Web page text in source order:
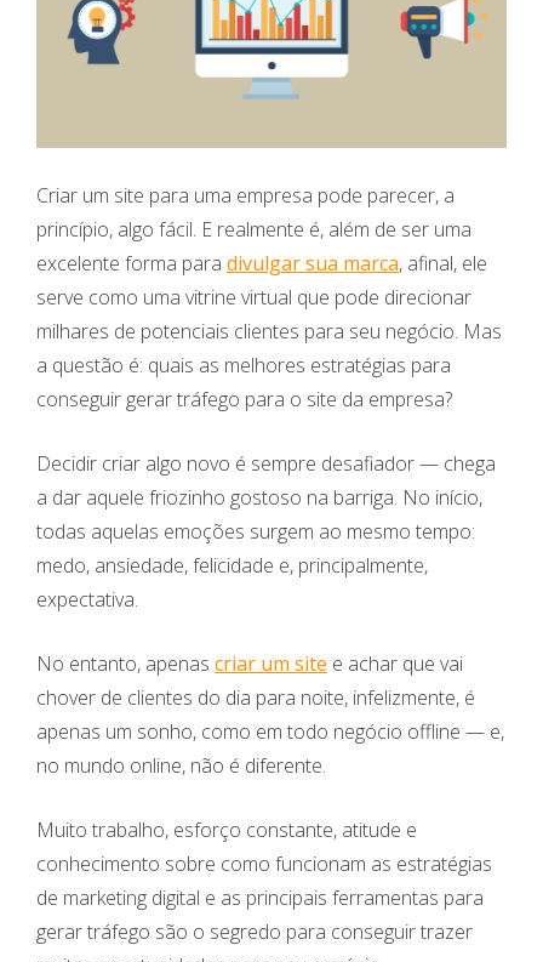
Criar um site para uma empresa pode parecer, a
princípio, algo fácil. E realmente é, além de ser uma
excelente forma para divulgar sua marca, afinal, ele
serve como uma vitrine virtual que pode direcionar
milhares de potenciais clientes para seu negócio. Mas
a questão é: quais as melhores estratégias para
conseguir gerar tráfego para o site da empresa?
Decidir criar algo novo é sempre desafiador — chega
a dar aquele friozinho gostoso na barriga. No início,
todas aquelas emoções surgem ao mesmo tempo:
medo, ansiedade, felicidade e, principalmente,
expectativa.
No entanto, apenas criar um site e achar que vai
chover de clientes do dia para noite, infelizmente, é
apenas um sonho, como em todo negócio offline — e,
no mundo online, não é diferente.
Muito trabalho, esforço constante, atitude e
conhecimento sobre como funcionam as estratégias
de marketing digital e as principais ferramentas para
gerar tráfego são o segredo para conseguir trazer